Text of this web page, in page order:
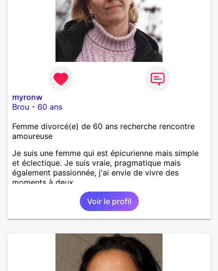
myronw
Brou - 60 ans
Femme divorcé(e) de 60 ans recherche rencontre
amoureuse
Je suis une femme qui est épicurienne mais simple
et éclectique. Je suis vraie, pragmatique mais
également passionnée, j'ai envie de vivre des
moments à deux.
Voir le profil